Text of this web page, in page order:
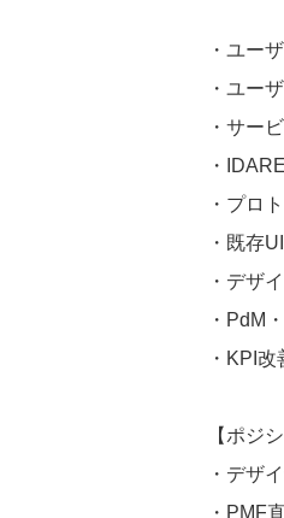
・ユー
・ユー
・サー
・
・プロ
・既存
・デザ
・PdM
・KPI
【ポジ
・デザ
・PMF